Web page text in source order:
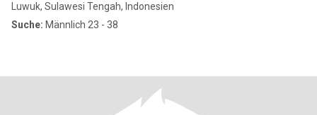
Luwuk, Sulawesi Tengah, Indonesien
Suche: Männlich 23 - 38